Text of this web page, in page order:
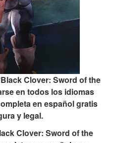
Clover: Sword of the
en todos los idiomas
en español gratis
y legal.
Clover: Sword of the